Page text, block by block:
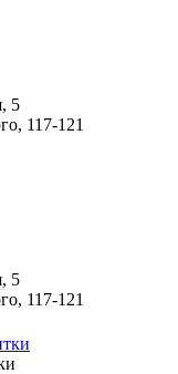
5
117-121
5
117-121